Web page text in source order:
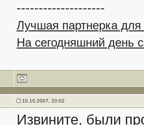
--------------------
Лучшая партнерка для
На сегодняшний день
10.10.2007, 20:02
Извините, были